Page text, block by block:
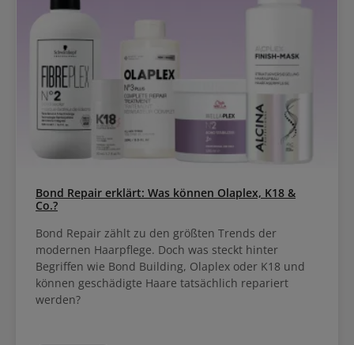
Bond Repair erklärt: Was können Olaplex, K18 &
Co.?
Bond Repair zählt zu den größten Trends der
modernen Haarpflege. Doch was steckt hinter
Begriffen wie Bond Building, Olaplex oder K18 und
können geschädigte Haare tatsächlich repariert
werden?